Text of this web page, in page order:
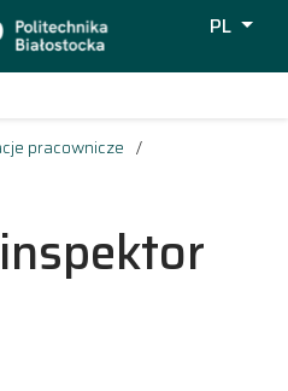
PL
pracownicze